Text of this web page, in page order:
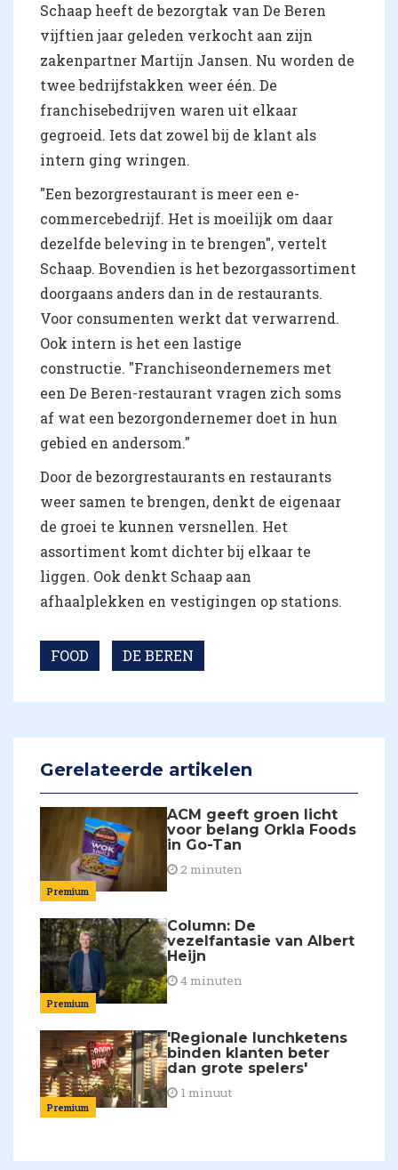
Schaap heeft de bezorgtak van De Beren
vijftien jaar geleden verkocht aan zijn
zakenpartner Martijn Jansen. Nu worden de
twee bedrijfstakken weer één. De
franchisebedrijven waren uit elkaar
gegroeid. Iets dat zowel bij de klant als
intern ging wringen.
"Een bezorgrestaurant is meer een e-
commercebedrijf. Het is moeilijk om daar
dezelfde beleving in te brengen", vertelt
Schaap. Bovendien is het bezorgassortiment
doorgaans anders dan in de restaurants.
Voor consumenten werkt dat verwarrend.
Ook intern is het een lastige
constructie. "Franchiseondernemers met
een De Beren-restaurant vragen zich soms
af wat een bezorgondernemer doet in hun
gebied en andersom."
Door de bezorgrestaurants en restaurants
weer samen te brengen, denkt de eigenaar
de groei te kunnen versnellen. Het
assortiment komt dichter bij elkaar te
liggen. Ook denkt Schaap aan
afhaalplekken en vestigingen op stations.
FOOD DE BEREN
Gerelateerde artikelen
Premium
ACM geeft groen licht
voor belang Orkla Foods
in Go-Tan
2 minuten
Premium
Column: De
vezelfantasie van Albert
Heijn
4 minuten
Premium
'Regionale lunchketens
binden klanten beter
dan grote spelers'
1 minuut